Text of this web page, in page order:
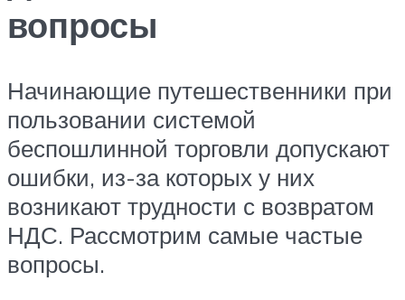
вопросы
Начинающие путешественники при
пользовании системой
беспошлинной торговли допускают
ошибки, из-за которых у них
возникают трудности с возвратом
НДС. Рассмотрим самые частые
вопросы.